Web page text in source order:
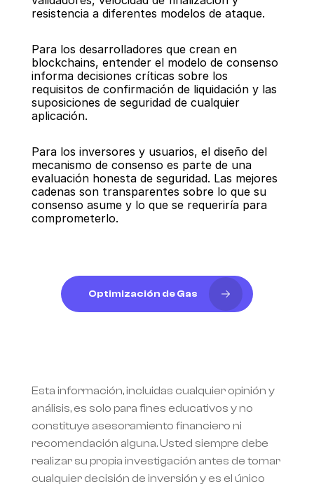
resistencia a diferentes modelos de ataque.
Para los desarrolladores que crean en
blockchains, entender el modelo de consenso
informa decisiones críticas sobre los
requisitos de confirmación de liquidación y las
suposiciones de seguridad de cualquier
aplicación.
Para los inversores y usuarios, el diseño del
mecanismo de consenso es parte de una
evaluación honesta de seguridad. Las mejores
cadenas son transparentes sobre lo que su
consenso asume y lo que se requeriría para
comprometerlo.
Optimización de Gas
Esta información, incluidas cualquier opinión y
análisis, es solo para fines educativos y no
constituye asesoramiento financiero ni
recomendación alguna. Usted siempre debe
realizar su propia investigación antes de tomar
cualquier decisión de inversión y es el único